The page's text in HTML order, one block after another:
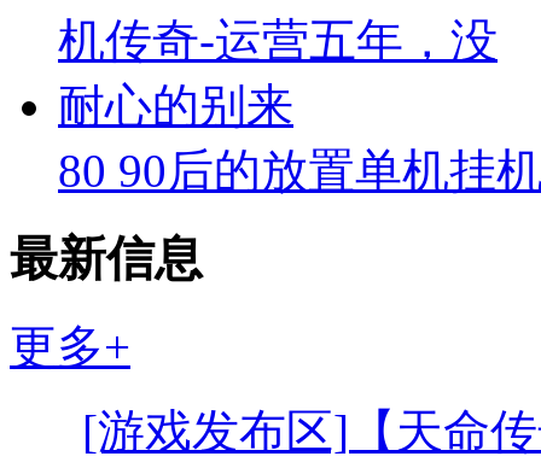
80 90后的放置单机挂
最新信息
更多+
[游戏发布区] 【天命